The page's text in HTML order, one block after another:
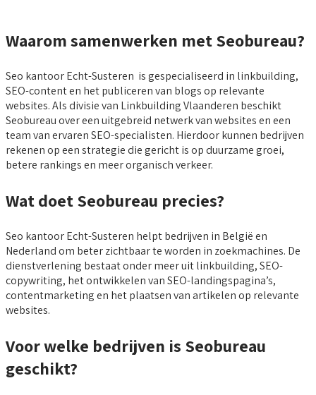
Waarom samenwerken met Seobureau?
Seo kantoor Echt-Susteren is gespecialiseerd in linkbuilding,
SEO-content en het publiceren van blogs op relevante
websites. Als divisie van Linkbuilding Vlaanderen beschikt
Seobureau over een uitgebreid netwerk van websites en een
team van ervaren SEO-specialisten. Hierdoor kunnen bedrijven
rekenen op een strategie die gericht is op duurzame groei,
betere rankings en meer organisch verkeer.
Wat doet Seobureau precies?
Seo kantoor Echt-Susteren helpt bedrijven in België en
Nederland om beter zichtbaar te worden in zoekmachines. De
dienstverlening bestaat onder meer uit linkbuilding, SEO-
copywriting, het ontwikkelen van SEO-landingspagina’s,
contentmarketing en het plaatsen van artikelen op relevante
websites.
Voor welke bedrijven is Seobureau
geschikt?